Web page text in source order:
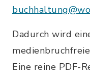
Dadurch wird
Eine reine PDF-